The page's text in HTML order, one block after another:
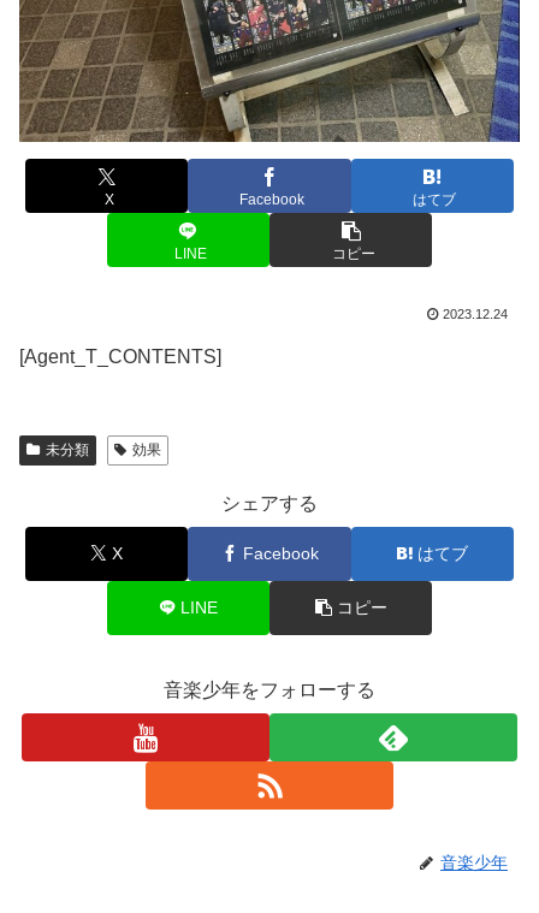
X Facebook はてブ
LINE コピー
2023.12.24
[Agent_T_CONTENTS]
未分類 効果
シェアする
X Facebook はてブ
LINE コピー
音楽少年をフォローする
音楽少年